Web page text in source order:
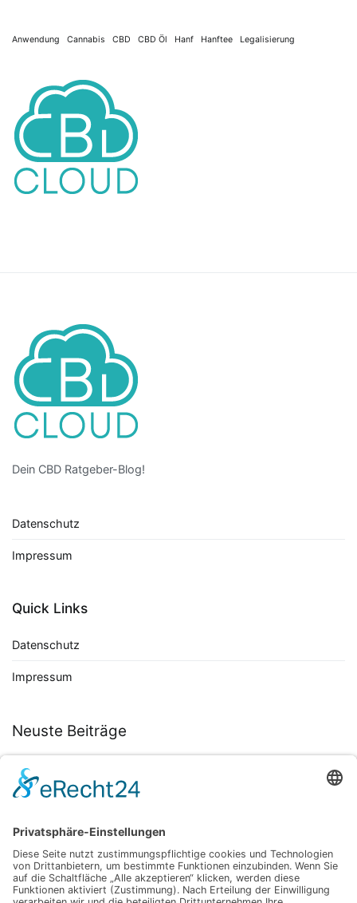
Anwendung Cannabis CBD CBD Öl Hanf Hanftee Legalisierung
Dein CBD Ratgeber-Blog!
Datenschutz
Impressum
Quick Links
Datenschutz
Impressum
Neuste Beiträge
Autoflower Samen entdecken: So findest du die besten Sorten
November 30, 2025
Tradition trifft Moderne: Hanf als Lifestyle-Highlight
März 23, 2025